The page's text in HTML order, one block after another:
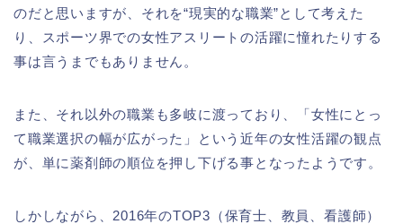
のだと思いますが、それを“現実的な職業”として考えた
り、スポーツ界での女性アスリートの活躍に憧れたりする
事は言うまでもありません。
また、それ以外の職業も多岐に渡っており、「女性にとっ
て職業選択の幅が広がった」という近年の女性活躍の観点
が、単に薬剤師の順位を押し下げる事となったようです。
しかしながら、2016年のTOP3（保育士、教員、看護師）